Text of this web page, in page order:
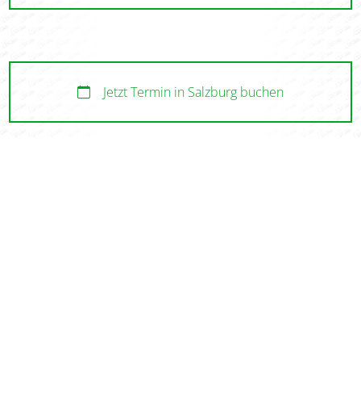
Jetzt Termin in Mattighofen buchen
Jetzt Termin in Salzburg buchen